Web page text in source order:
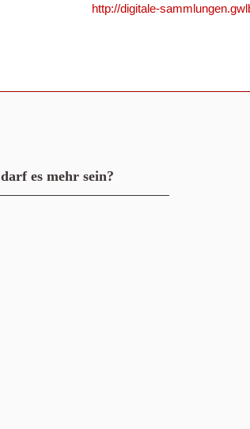
http://digitale-
darf es mehr sein?